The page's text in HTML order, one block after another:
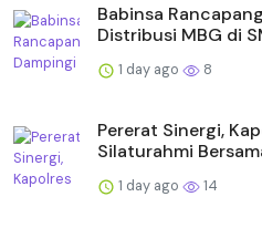
Babinsa
Distribusi MBG di
1 day ago 8
Pererat Sinergi,
Silaturahmi
1 day ago 14